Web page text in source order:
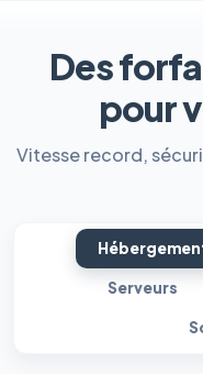
Des
pour
Vitesse record,
Serveurs